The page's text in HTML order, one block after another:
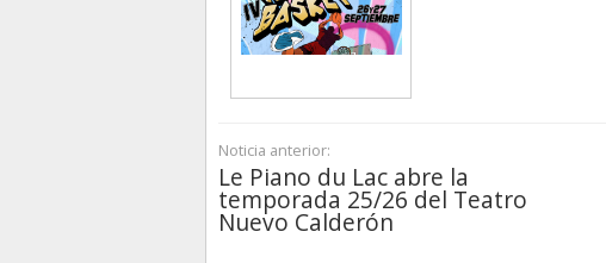
Noticia anterior:
Le Piano du Lac abre la
temporada 25/26 del Teatro
Nuevo Calderón